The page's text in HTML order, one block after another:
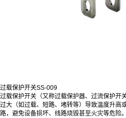
过载保护开关SS-009
过载保护开关（又称过载保护器、过流保护开
过大（如过载、短路、堵转等）导致温度升高
路，避免设备损坏、线路烧毁甚至火灾等危险